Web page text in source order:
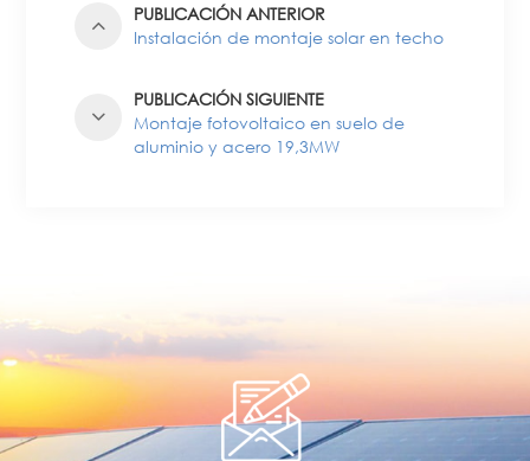
PUBLICACIÓN ANTERIOR
Instalación de montaje solar en techo
PUBLICACIÓN SIGUIENTE
Montaje fotovoltaico en suelo de
aluminio y acero 19,3MW